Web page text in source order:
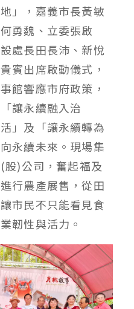
」，嘉義市長黃敏
勇魏、立委張啟
處長田長沛、新悅
賓出席啟動儀式，
館響應市府政策，
讓永續融入治
」及「讓永續轉為
永續未來。現場集
)公司，奮起福及
行農產展售，從田
市民不只能看見食
韌性與活力。